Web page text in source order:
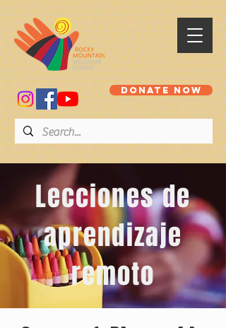
DONATE NOW
Lecciones de
aprendizaje
remoto